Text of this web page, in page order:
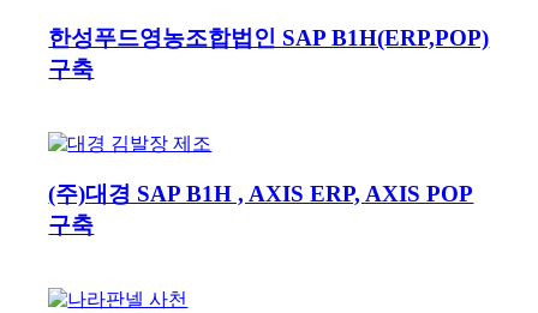
한성푸드영농조합법인 SAP B1H(ERP,POP)
구축
(주)대경 SAP B1H , AXIS ERP, AXIS POP
구축